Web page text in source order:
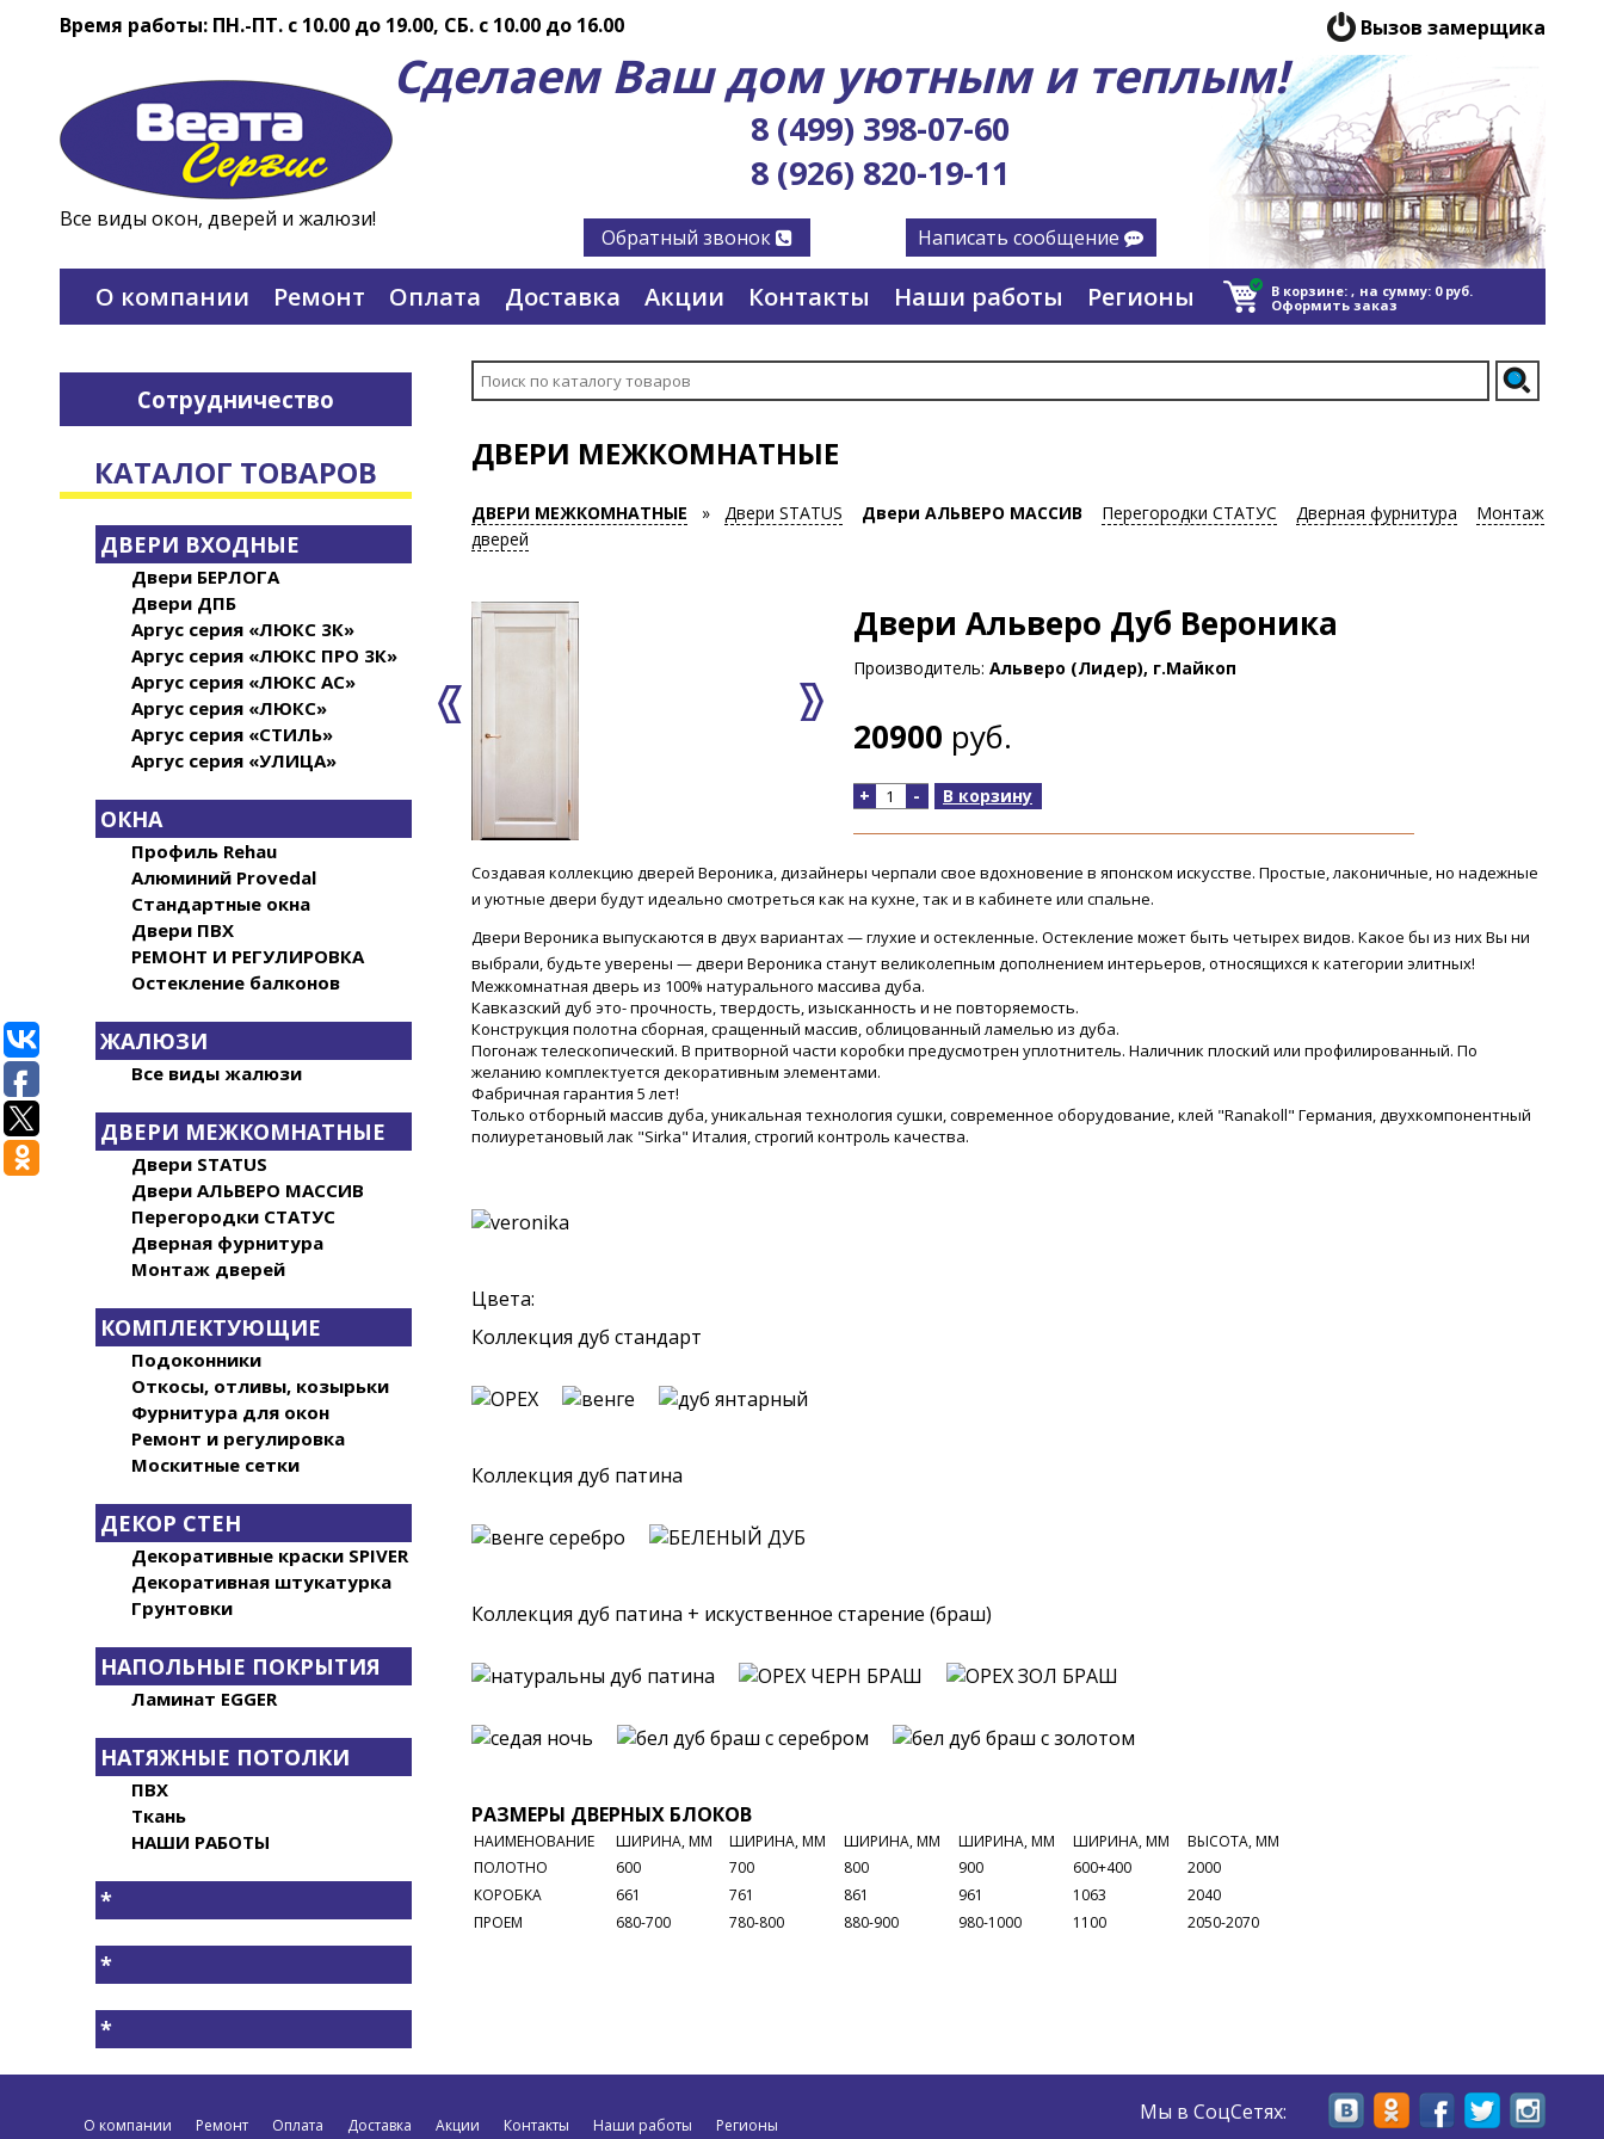
Время работы: ПН.-ПТ. c 10.00 до 19.00, СБ. с 10.00 до 16.00 Вызов замерщика
Все виды окон, дверей и жалюзи!
Сделаем Ваш дом уютным и теплым!
8 (499) 398-07-60
8 (926) 820-19-11
Обратный звонок Написать сообщение
О компании Ремонт Оплата Доставка Акции Контакты Наши работы Регионы В корзине: , на сумму: 0руб.
Оформить заказ
Сотрудничество
КАТАЛОГ ТОВАРОВ
ДВЕРИ ВХОДНЫЕ
Двери БЕРЛОГА
Двери ДПБ
Аргус серия «ЛЮКС 3К»
Аргус серия «ЛЮКС ПРО 3К»
Аргус серия «ЛЮКС АС»
Аргус серия «ЛЮКС»
Аргус серия «СТИЛЬ»
Аргус серия «УЛИЦА»
ОКНА
Профиль Rehau
Алюминий Provedal
Стандартные окна
Двери ПВХ
РЕМОНТ И РЕГУЛИРОВКА
Остекление балконов
ЖАЛЮЗИ
Все виды жалюзи
ДВЕРИ МЕЖКОМНАТНЫЕ
Двери STATUS
Двери АЛЬВЕРО МАССИВ
Перегородки СТАТУС
Дверная фурнитура
Монтаж дверей
КОМПЛЕКТУЮЩИЕ
Подоконники
Откосы, отливы, козырьки
Фурнитура для окон
Ремонт и регулировка
Москитные сетки
ДЕКОР СТЕН
Декоративные краски SPIVER
Декоративная штукатурка
Грунтовки
НАПОЛЬНЫЕ ПОКРЫТИЯ
Ламинат EGGER
НАТЯЖНЫЕ ПОТОЛКИ
ПВХ
Ткань
НАШИ РАБОТЫ
*
*
*
ДВЕРИ МЕЖКОМНАТНЫЕ
ДВЕРИ МЕЖКОМНАТНЫЕ » Двери STATUS Двери АЛЬВЕРО МАССИВ Перегородки СТАТУС Дверная фурнитура
Монтаж
дверей
Двери Альверо Дуб Вероника
Производитель: Альверо (Лидер), г.Майкоп
20900 руб.
+ - В корзину
Создавая коллекцию дверей Вероника, дизайнеры черпали свое вдохновение в японском искусстве. Простые, лаконичные, но надежные
и уютные двери будут идеально смотреться как на кухне, так и в кабинете или спальне.
Двери Вероника выпускаются в двух вариантах — глухие и остекленные. Остекление может быть четырех видов. Какое бы из них Вы ни
выбрали, будьте уверены — двери Вероника станут великолепным дополнением интерьеров, относящихся к категории элитных!
Межкомнатная дверь из 100% натурального массива дуба.
Кавказский дуб это- прочность, твердость, изысканность и не повторяемость.
Конструкция полотна сборная, сращенный массив, облицованный ламелью из дуба.
Погонаж телескопический. В притворной части коробки предусмотрен уплотнитель. Наличник плоский или профилированный. По
желанию комплектуется декоративным элементами.
Фабричная гарантия 5 лет!
Только отборный массив дуба, уникальная технология сушки, современное оборудование, клей "Ranakoll" Германия, двухкомпонентный
полиуретановый лак "Sirka" Италия, строгий контроль качества.
Цвета:
Коллекция дуб стандарт
Коллекция дуб патина
Коллекция дуб патина + искуственное старение (браш)
РАЗМЕРЫ ДВЕРНЫХ БЛОКОВ
НАИМЕНОВАНИЕ ШИРИНА, ММ ШИРИНА, ММ ШИРИНА, ММ ШИРИНА, ММ ШИРИНА, ММ
ВЫСОТА, ММ
ПОЛОТНО
600 700 800 900 600+400
2000
КОРОБКА
661 761 861 961 1063
2040
ПРОЕМ
680-700 780-800 880-900 980-1000 1100 2050-2070
О компании Ремонт Оплата Доставка Акции Контакты Наши работы Регионы
Мы в СоцСетях: